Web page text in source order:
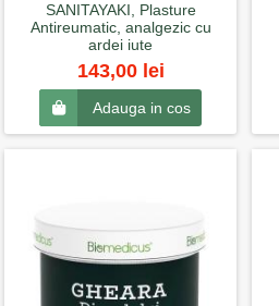
SANITAYAKI, Plasture
Antireumatic, analgezic cu
ardei iute
143,00 lei
Adauga in cos